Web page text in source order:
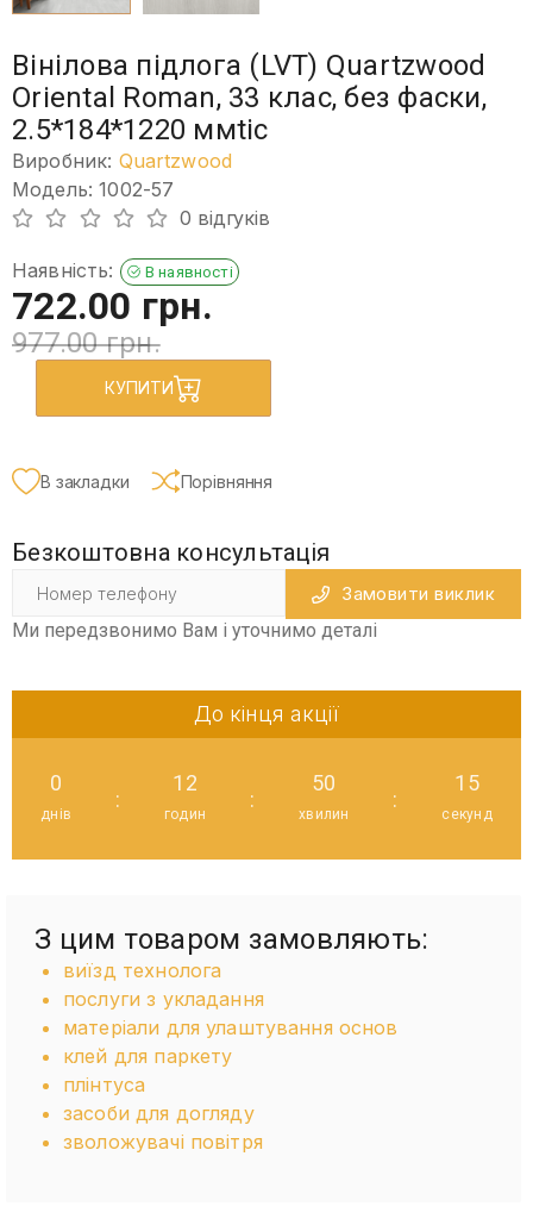
Вінілова підлога (LVT) Quartzwood
Oriental Roman, 33 клас, без фаски,
2.5*184*1220 ммtic
Виробник: Quartzwood
Модель: 1002-57
0 відгуків
Наявність: В наявності
722.00 грн.
977.00 грн.
КУПИТИ
В закладки Порівняння
Безкоштовна консультація
Замовити виклик
Ми передзвонимо Вам і уточнимо деталі
До кінця акції
0
днів
:
12
годин
:
50
хвилин
:
15
секунд
З цим товаром замовляють:
виїзд технолога
послуги з укладання
матеріали для улаштування основ
клей для паркету
плінтуса
засоби для догляду
зволожувачі повітря